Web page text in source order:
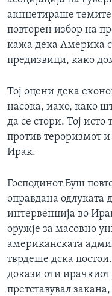
акнцетираше
повторен избор на
кажа дека Америка
предизвици, како
Тој оцени дека
насока, иако, како
да се стори. Тој исто
против тероризмот
Ирак.
Господинот Буш
оправдана одлуката
интервенција во
оружје за масовно
американската
тврдеше дска
докази оти
претставувал